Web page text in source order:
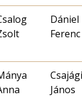
Dániel
Ferenc
Csajági
János